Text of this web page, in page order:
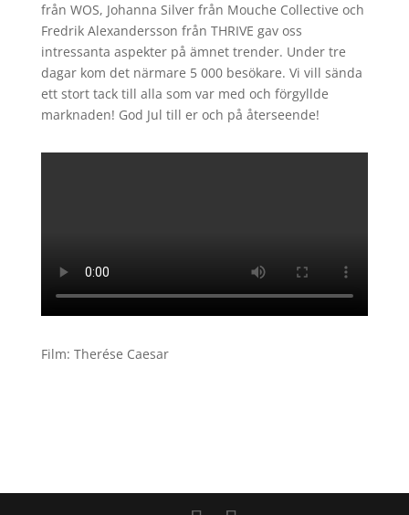
från WOS, Johanna Silver från Mouche Collective och
Fredrik Alexandersson från THRIVE gav oss
intressanta aspekter på ämnet trender. Under tre
dagar kom det närmare 5 000 besökare. Vi vill sända
ett stort tack till alla som var med och förgyllde
marknaden! God Jul till er och på återseende!
Film: Therése Caesar